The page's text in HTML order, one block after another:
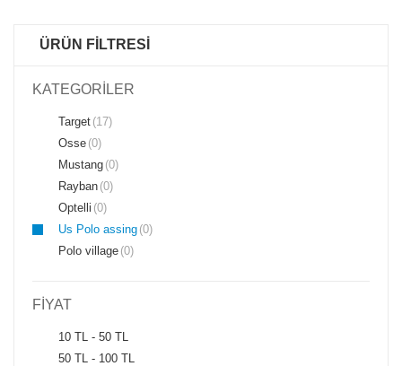
ÜRÜN FİLTRESİ
KATEGORİLER
Target (17)
Osse (0)
Mustang (0)
Rayban (0)
Optelli (0)
Us Polo assing (0)
Polo village (0)
FİYAT
10 TL - 50 TL
50 TL - 100 TL